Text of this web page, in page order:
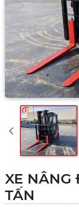
XE NÂNG
TẤN